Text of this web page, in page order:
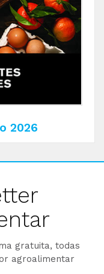
2026
gratuita, todas
agroalimentar